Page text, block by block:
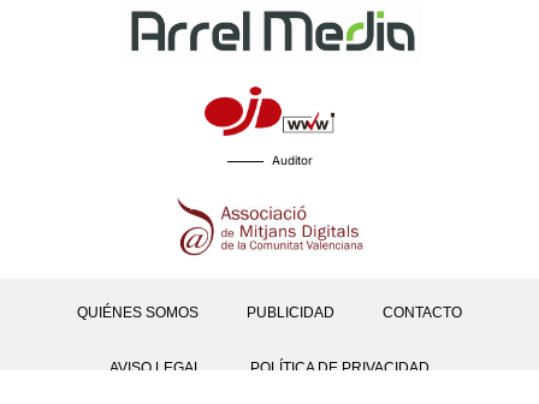
Auditor
QUIÉNES SOMOS PUBLICIDAD CONTACTO
AVISO LEGAL POLÍTICA DE PRIVACIDAD